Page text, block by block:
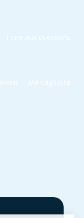
Foire aux questions
Ma cagnotte